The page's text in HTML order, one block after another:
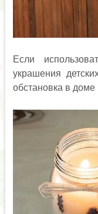
Если
украшения
обстановка в